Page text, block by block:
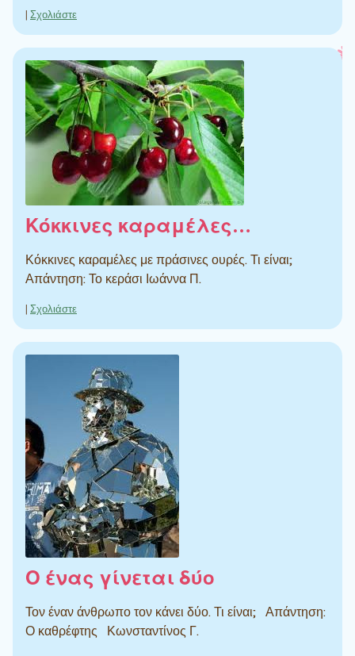
| Σχολιάστε
Κόκκινες καραμέλες…
Κόκκινες καραμέλες με πράσινες ουρές. Τι είναι;
Απάντηση: Το κεράσι Ιωάννα Π.
| Σχολιάστε
Ο ένας γίνεται δύο
Τον έναν άνθρωπο τον κάνει δύο. Τι είναι; Απάντηση:
Ο καθρέφτης Κωνσταντίνος Γ.